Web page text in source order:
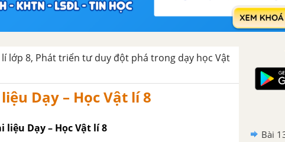
lí lớp 8, Phát triển tư duy đột phá trong dạy học Vật
Dạy – Học Vật lí 8
liệu Dạy – Học Vật lí 8